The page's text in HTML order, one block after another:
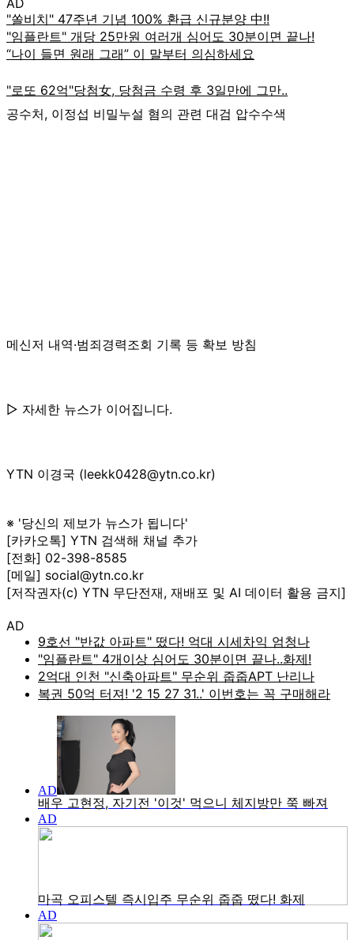
공수처, 이정섭 비밀누설 혐의 관련 대검 압수수색
메신저 내역·범죄경력조회 기록 등 확보 방침
▷ 자세한 뉴스가 이어집니다.
YTN 이경국 (leekk0428@ytn.co.kr)
※ '당신의 제보가 뉴스가 됩니다'
[카카오톡] YTN 검색해 채널 추가
[전화] 02-398-8585
[메일] social@ytn.co.kr
[저작권자(c) YTN 무단전재, 재배포 및 AI 데이터 활용 금지]
AD